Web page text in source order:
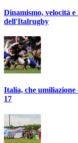
Dinamismo, velocità e
dell'Italrugby
Italia, che
17